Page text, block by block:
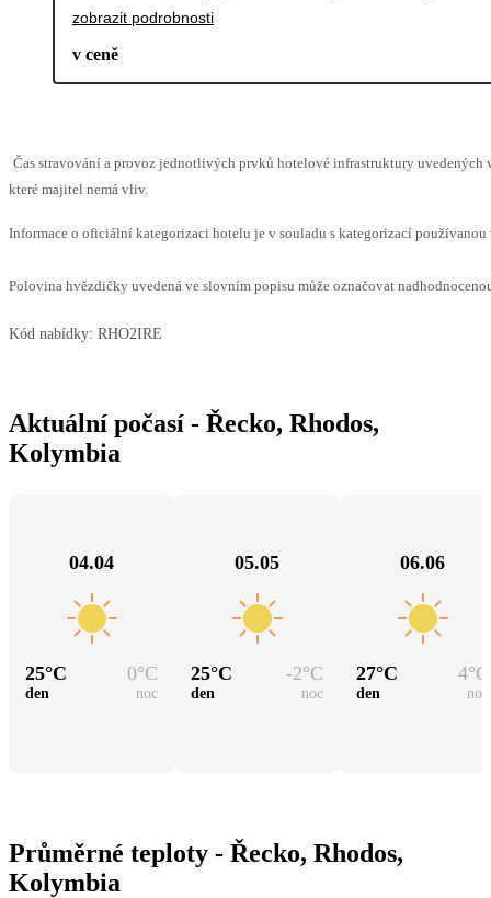
zobrazit podrobnosti
v ceně
Čas stravování a provoz jednotlivých prvků hotelové infrastruktury uvedených
které majitel nemá vliv.
Informace o oficiální kategorizaci hotelu je v souladu s kategorizací
Polovina hvězdičky uvedená ve slovním popisu může označovat
Kód nabídky: RHO2IRE
Aktuální počasí - Řecko, Rhodos,
Kolymbia
04.04
25°C 0°C
den noc
05.05
25°C -2°C
den noc
06.06
27°C 4°C
den noc
Průměrné teploty - Řecko, Rhodos,
Kolymbia